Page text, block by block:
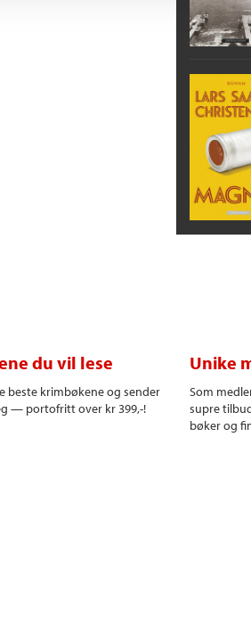
du vil lese
beste krimbøkene og sender
— portofritt over kr 399,-!
Unike
Som
supre
bøker og